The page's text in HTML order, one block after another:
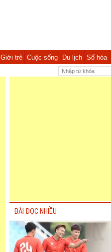
Giới trẻ Cuộc sống Du lịch Số hóa
BÀI ĐỌC NHIỀU